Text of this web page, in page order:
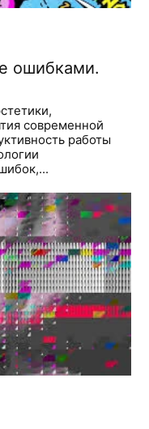
ошибками.
современной
работы